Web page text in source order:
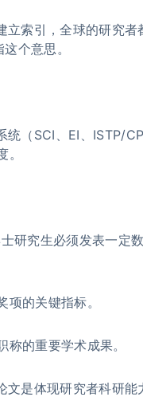
索引，全球的研究者
个意思。
（SCI、EI、ISTP/
研究生必须发表一定
的关键指标。
的重要学术成果。
是体现研究者科研能